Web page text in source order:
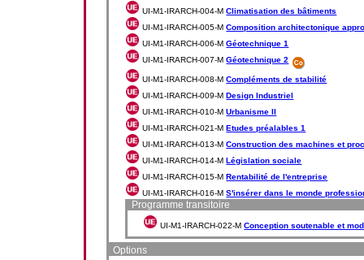
UI-M1-IRARCH-004-MClimatisation des bâtiments
UI-M1-IRARCH-005-MComposition architectonique
UI-M1-IRARCH-006-MGéotechnique 1
UI-M1-IRARCH-007-MGéotechnique 2
UI-M1-IRARCH-008-MCompléments de stabilité
UI-M1-IRARCH-009-MDesign Industriel
UI-M1-IRARCH-010-MUrbanisme II
UI-M1-IRARCH-021-MEtudes préalables 1
UI-M1-IRARCH-013-MConstruction des machines et
UI-M1-IRARCH-014-MLégislation sociale
UI-M1-IRARCH-015-MRentabilité de l'entreprise
UI-M1-IRARCH-016-MS'insérer dans le monde
Programme transitoire
UI-M1-IRARCH-022-MConception soutenable et
Options